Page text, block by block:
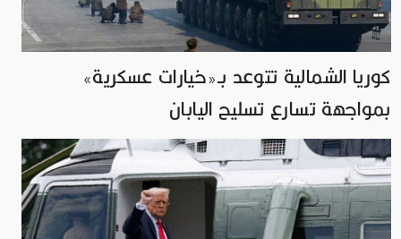
كوريا الشمالية تتوعد بـ«خيارات عسكرية»
بمواجهة تسارع تسليح اليابان